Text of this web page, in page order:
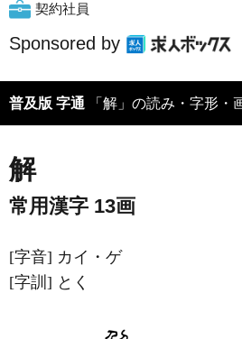
契約社員
Sponsored by
普及版 字通 「解」の読み・字形・
解
常用漢字 13画
[字音] カイ・ゲ
[字訓] とく